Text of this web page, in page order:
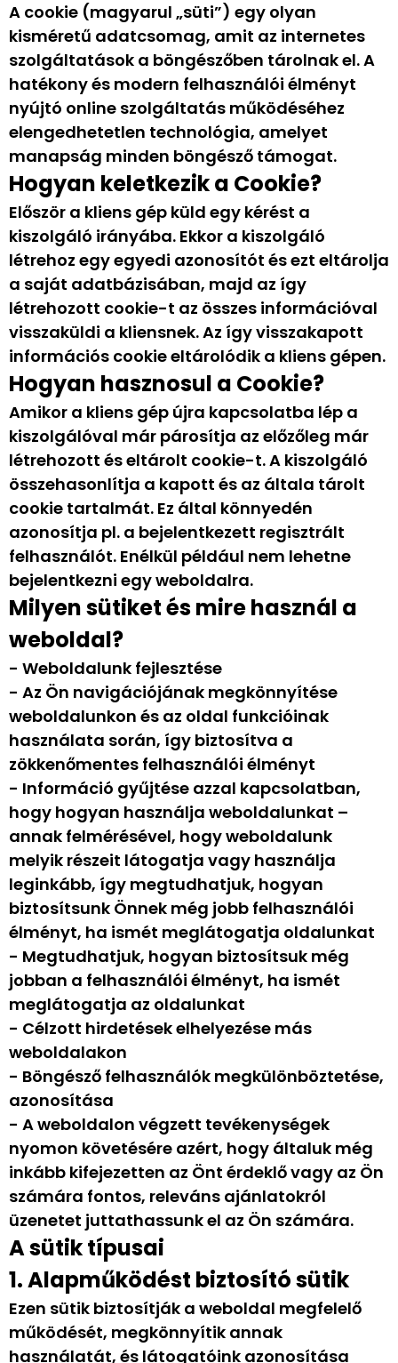
A cookie (magyarul „süti”) egy olyan
kisméretű adatcsomag, amit az internetes
szolgáltatások a böngészőben tárolnak el. A
hatékony és modern felhasználói élményt
nyújtó online szolgáltatás működéséhez
elengedhetetlen technológia, amelyet
manapság minden böngésző támogat.
Hogyan keletkezik a Cookie?
Először a kliens gép küld egy kérést a
kiszolgáló irányába. Ekkor a kiszolgáló
létrehoz egy egyedi azonosítót és ezt eltárolja
a saját adatbázisában, majd az így
létrehozott cookie-t az összes információval
visszaküldi a kliensnek. Az így visszakapott
információs cookie eltárolódik a kliens gépen.
Hogyan hasznosul a Cookie?
Amikor a kliens gép újra kapcsolatba lép a
kiszolgálóval már párosítja az előzőleg már
létrehozott és eltárolt cookie-t. A kiszolgáló
összehasonlítja a kapott és az általa tárolt
cookie tartalmát. Ez által könnyedén
azonosítja pl. a bejelentkezett regisztrált
felhasználót. Enélkül például nem lehetne
bejelentkezni egy weboldalra.
Milyen sütiket és mire használ a
weboldal?
- Weboldalunk fejlesztése
- Az Ön navigációjának megkönnyítése
weboldalunkon és az oldal funkcióinak
használata során, így biztosítva a
zökkenőmentes felhasználói élményt
- Információ gyűjtése azzal kapcsolatban,
hogy hogyan használja weboldalunkat –
annak felmérésével, hogy weboldalunk
melyik részeit látogatja vagy használja
leginkább, így megtudhatjuk, hogyan
biztosítsunk Önnek még jobb felhasználói
élményt, ha ismét meglátogatja oldalunkat
- Megtudhatjuk, hogyan biztosítsuk még
jobban a felhasználói élményt, ha ismét
meglátogatja az oldalunkat
- Célzott hirdetések elhelyezése más
weboldalakon
- Böngésző felhasználók megkülönböztetése,
azonosítása
- A weboldalon végzett tevékenységek
nyomon követésére azért, hogy általuk még
inkább kifejezetten az Önt érdeklő vagy az Ön
számára fontos, releváns ajánlatokról
üzenetet juttathassunk el az Ön számára.
A sütik típusai
1. Alapműködést biztosító sütik
Ezen sütik biztosítják a weboldal megfelelő
működését, megkönnyítik annak
használatát, és látogatóink azonosítása